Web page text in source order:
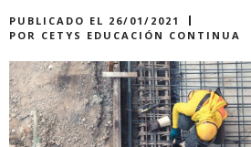
PUBLICADO EL 26/01/2021
POR CETYS EDUCACIÓN CONTINUA